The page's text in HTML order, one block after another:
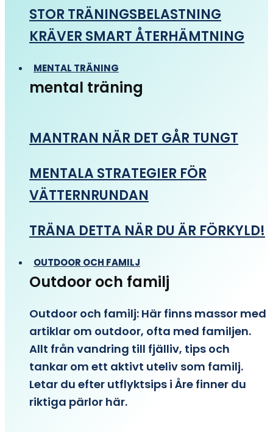
STOR TRÄNINGSBELASTNING
KRÄVER SMART ÅTERHÄMTNING
MENTAL TRÄNING
mental träning
MANTRAN NÄR DET GÅR TUNGT
MENTALA STRATEGIER FÖR
VÄTTERNRUNDAN
TRÄNA DETTA NÄR DU ÄR FÖRKYLD!
OUTDOOR OCH FAMILJ
Outdoor och familj
Outdoor och familj: Här finns massor med
artiklar om outdoor, ofta med familjen.
Allt från vandring till fjälliv, tips och
tankar om ett aktivt uteliv som familj.
Letar du efter utflyktsips i Åre finner du
riktiga pärlor här.